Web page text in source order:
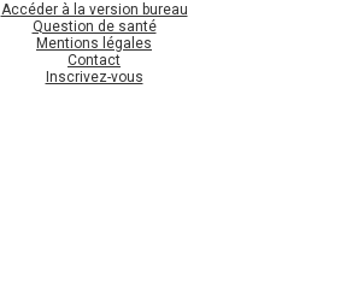
Accéder à la version bureau
Question de santé
Mentions légales
Contact
Inscrivez-vous